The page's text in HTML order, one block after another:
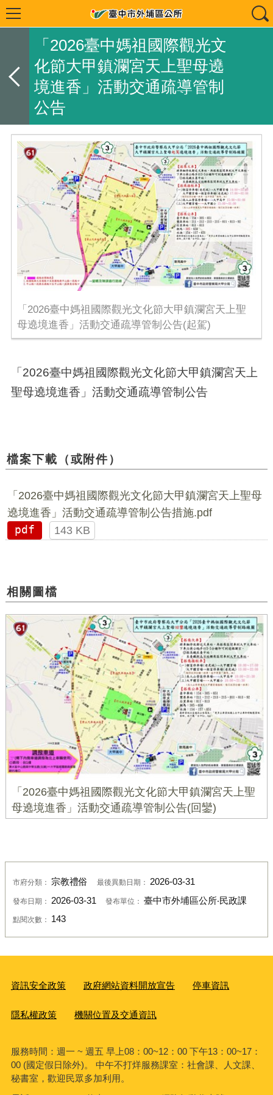
「2026臺中媽祖國際觀光文
化節大甲鎮瀾宮天上聖母遶
境進香」活動交通疏導管制
公告
「2026臺中媽祖國際觀光文化節大甲鎮瀾宮天上聖
母遶境進香」活動交通疏導管制公告(起駕)
「2026臺中媽祖國際觀光文化節大甲鎮瀾宮天上
聖母遶境進香」活動交通疏導管制公告
檔案下載（或附件）
「2026臺中媽祖國際觀光文化節大甲鎮瀾宮天上聖母
遶境進香」活動交通疏導管制公告措施.pdf
pdf
143 KB
相關圖檔
「2026臺中媽祖國際觀光文化節大甲鎮瀾宮天上聖
母遶境進香」活動交通疏導管制公告(回鑾)
市府分類： 宗教禮俗 最後異動日期： 2026-03-31
發布日期： 2026-03-31 發布單位： 臺中市外埔區公所‧民政課
點閱次數： 143
資訊安全政策 政府網站資料開放宣告 停車資訊
隱私權政策 機關位置及交通資訊
服務時間：週一 ~ 週五 早上08：00~12：00 下午13：00~17：
00 (國定假日除外)。 中午不打烊服務課室：社會課、人文課、
秘書室，歡迎民眾多加利用。